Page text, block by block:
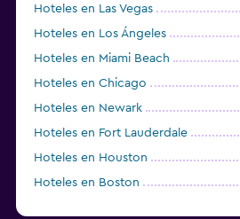
Hoteles en Las Vegas
Hoteles en Los Ángeles
Hoteles en Miami Beach
Hoteles en Chicago
Hoteles en Newark
Hoteles en Fort Lauderdale
Hoteles en Houston
Hoteles en Boston